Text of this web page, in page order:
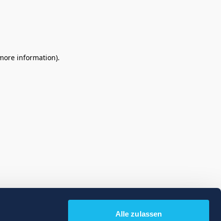
Alle zulassen
information).